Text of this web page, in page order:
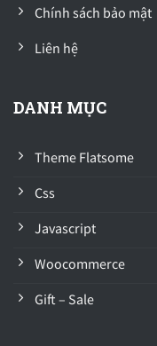
Chính sách bảo mật
Liên hệ
DANH MỤC
Theme Flatsome
Css
Javascript
Woocommerce
Gift – Sale